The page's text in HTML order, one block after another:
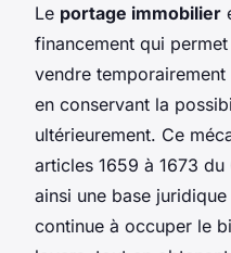
Le portage immobilier
financement qui
vendre
en conservant la
ultérieurement. Ce
articles 1659 à 1673
ainsi une base
continue à occuper le